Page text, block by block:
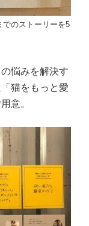
でのストーリーを5
悩みを解決す
猫をもっと愛
意。